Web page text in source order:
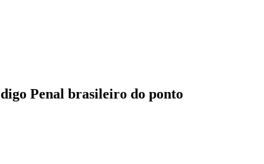
Penal brasileiro do ponto